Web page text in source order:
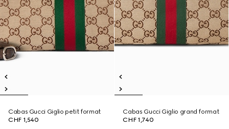
Cabas Gucci Giglio petit format
CHF 1,540
Cabas Gucci Giglio grand format
CHF 1,740